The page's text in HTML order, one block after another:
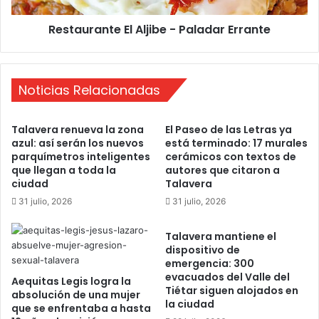
c
a
u
r
a
a
a
s
e
l
e
c
c
i
n
l
b
e
a
l
a
a
r
E
r
Restaurante El Aljibe - Paladar Errante
Noticias Relacionadas
Talavera renueva la zona
azul: así serán los nuevos
parquímetros inteligentes
que llegan a toda la
ciudad
31 julio, 2026
El Paseo de las Letras ya
está terminado: 17 murales
cerámicos con textos de
autores que citaron a
Talavera
31 julio, 2026
Aequitas Legis logra la
absolución de una mujer
que se enfrentaba a hasta
Talavera mantiene el
dispositivo de
emergencia: 300
evacuados del Valle del
Tiétar siguen alojados en
la ciudad